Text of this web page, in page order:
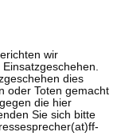
wir
dies
oder Toten gemacht
die hier
Sie sich bitte